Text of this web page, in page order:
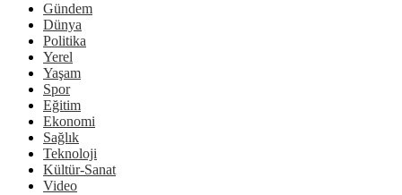
Gündem
Dünya
Politika
Yerel
Yaşam
Spor
Eğitim
Ekonomi
Sağlık
Teknoloji
Kültür-Sanat
Video